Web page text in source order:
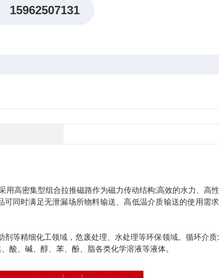
15962507131
密集型组合拉推磁路作为磁力传动结构;高效的水力、高
同时满足无泄漏场所物料输送、高低温介质输送的使用需
精细化工领域，危废处理、水处理等环保领域。循环介质
酸、碱、醇、苯、酚、脂各类化学溶液等液体。